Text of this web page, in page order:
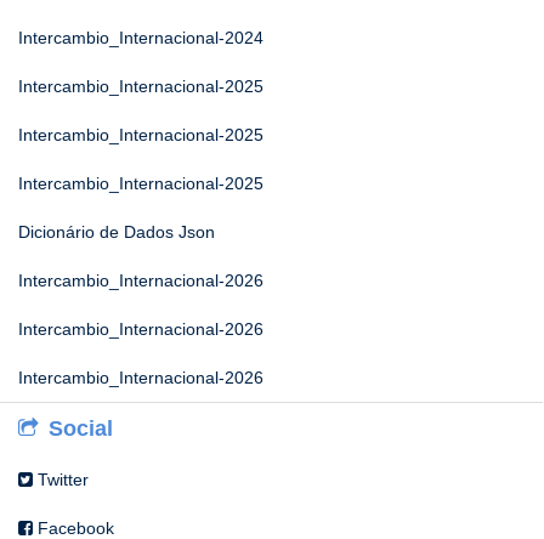
Intercambio_Internacional-2024
Intercambio_Internacional-2025
Intercambio_Internacional-2025
Intercambio_Internacional-2025
Dicionário de Dados Json
Intercambio_Internacional-2026
Intercambio_Internacional-2026
Intercambio_Internacional-2026
Social
Twitter
Facebook